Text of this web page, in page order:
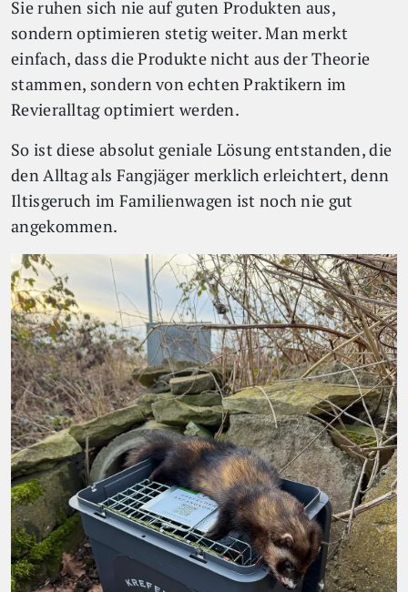
Sie ruhen sich nie auf guten Produkten aus,
sondern optimieren stetig weiter. Man merkt
einfach, dass die Produkte nicht aus der Theorie
stammen, sondern von echten Praktikern im
Revieralltag optimiert werden.
So ist diese absolut geniale Lösung entstanden, die
den Alltag als Fangjäger merklich erleichtert, denn
Iltisgeruch im Familienwagen ist noch nie gut
angekommen.